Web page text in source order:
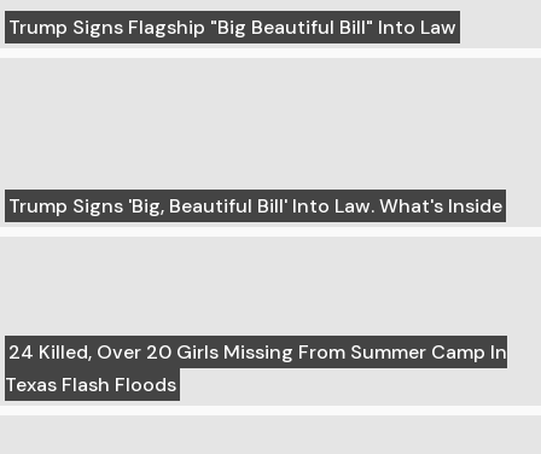
Trump Signs Flagship "Big Beautiful Bill" Into Law
Trump Signs 'Big, Beautiful Bill' Into Law. What's Inside
24 Killed, Over 20 Girls Missing From Summer Camp In
Texas Flash Floods